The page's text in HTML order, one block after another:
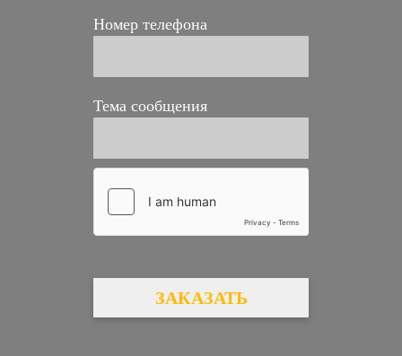
Номер телефона
Тема сообщения
ЗАКАЗАТЬ